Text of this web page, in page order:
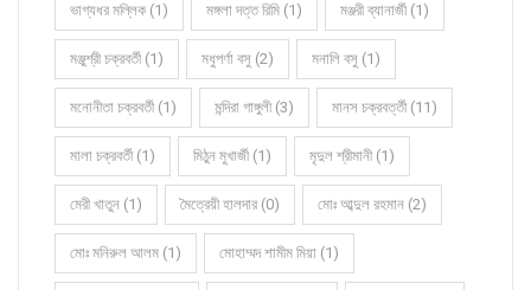
ভাগ্যধর মল্লিক (1) মঙ্গলা দত্ত রিমি (1) মঞ্জরী ব্যানার্জী (1)
মঞ্জুশ্রী চক্রবর্তী (1) মধুপর্ণা বসু (2) মনালি বসু (1)
মনোনীতা চক্রবর্তী (1) মন্দিরা গাঙ্গুলী (3) মানস চক্রবর্ত্তী (11)
মালা চক্রবর্তী (1) মিঠুন মুখার্জী (1) মৃদুল শ্রীমানী (1)
মেরী খাতুন (1) মৈত্রেয়ী হালদার (0) মোঃ আব্দুল রহমান (2)
মোঃ মনিরুল আলম (1) মোহাম্মদ শামীম মিয়া (1)